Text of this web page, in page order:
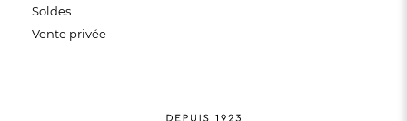
Soldes
Vente privée